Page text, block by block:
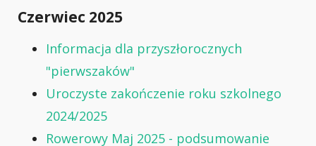
Czerwiec 2025
Informacja dla przyszłorocznych
"pierwszaków"
Uroczyste zakończenie roku szkolnego
2024/2025
Rowerowy Maj 2025 - podsumowanie